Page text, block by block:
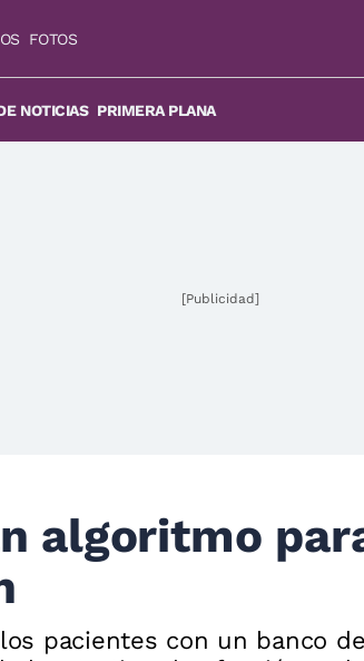
FOTOS
NOTICIAS PRIMERA PLANA
[Publicidad]
algoritmo
pacientes con un banco